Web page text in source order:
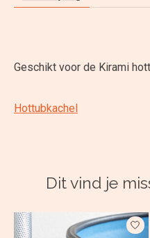
Geschikt voor de Kirami
Hottubkachel
Dit vind je
Items van productcarrousel